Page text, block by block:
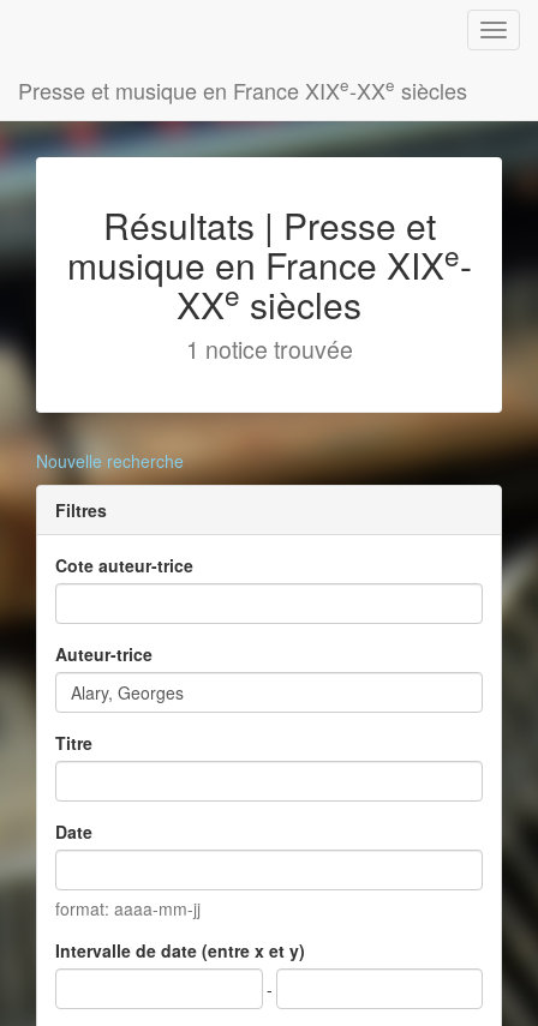
Presse et musique en France XIXe-XXe siècles
Résultats | Presse et
musique en France XIXe-
XXe siècles
1 notice trouvée
Nouvelle recherche
Filtres
Cote auteur-trice
Auteur-trice
Titre
Date
format: aaaa-mm-jj
Intervalle de date (entre x et y)
-